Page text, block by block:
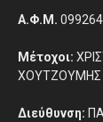
Α.Φ.Μ.
Μέτοχοι:
ΧΟΥΤΖΟΥΜΗΣ
Διεύθυνση: